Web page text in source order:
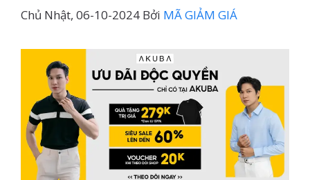
Chủ Nhật, 06-10-2024 Bởi MÃ GIẢM GIÁ